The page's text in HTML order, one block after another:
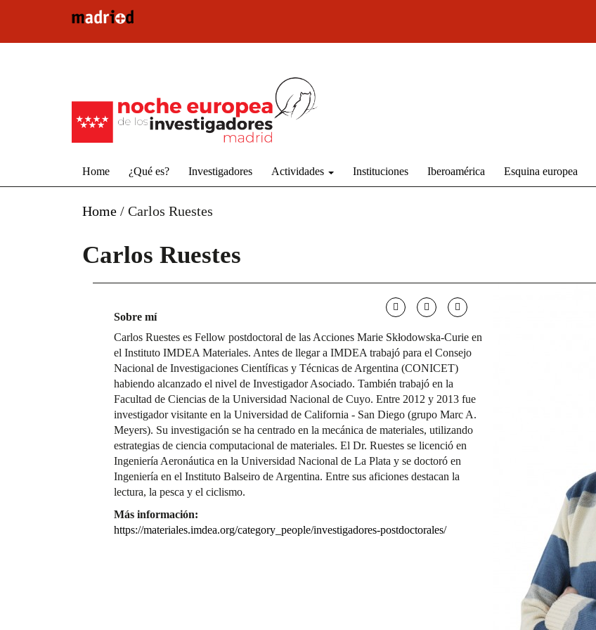
Home ¿Qué es? Investigadores Actividades Instituciones Iberoamérica Esquina europea
Home / Carlos Ruestes
Carlos Ruestes
Sobre mí
Carlos Ruestes es Fellow postdoctoral de las Acciones Marie Skłodowska-Curie en
el Instituto IMDEA Materiales. Antes de llegar a IMDEA trabajó para el Consejo
Nacional de Investigaciones Científicas y Técnicas de Argentina (CONICET)
habiendo alcanzado el nivel de Investigador Asociado. También trabajó en la
Facultad de Ciencias de la Universidad Nacional de Cuyo. Entre 2012 y 2013 fue
investigador visitante en la Universidad de California - San Diego (grupo Marc A.
Meyers). Su investigación se ha centrado en la mecánica de materiales, utilizando
estrategias de ciencia computacional de materiales. El Dr. Ruestes se licenció en
Ingeniería Aeronáutica en la Universidad Nacional de La Plata y se doctoró en
Ingeniería en el Instituto Balseiro de Argentina. Entre sus aficiones destacan la
lectura, la pesca y el ciclismo.
Más información:
https://materiales.imdea.org/category_people/investigadores-postdoctorales/